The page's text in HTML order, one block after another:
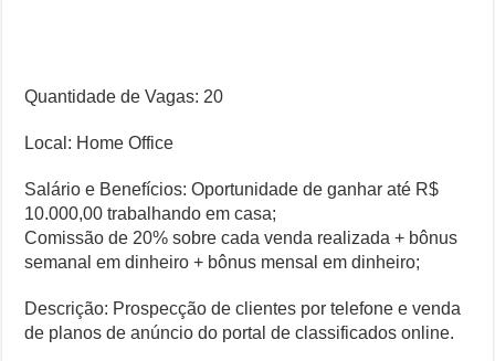
Quantidade de Vagas: 20
Local: Home Office
Salário e Benefícios: Oportunidade de ganhar até R$
10.000,00 trabalhando em casa;
Comissão de 20% sobre cada venda realizada + bônus
semanal em dinheiro + bônus mensal em dinheiro;
Descrição: Prospecção de clientes por telefone e venda
de planos de anúncio do portal de classificados online.